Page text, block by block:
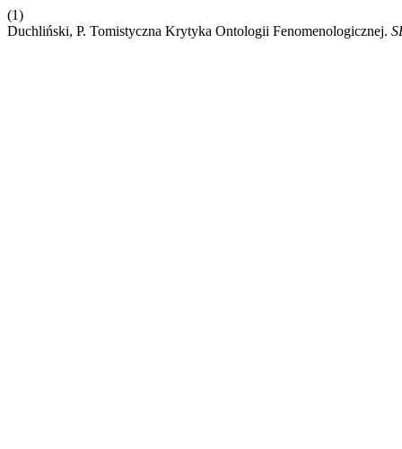
(1)
Duchliński, P. Tomistyczna Krytyka Ontologii Fenomenologicznej.